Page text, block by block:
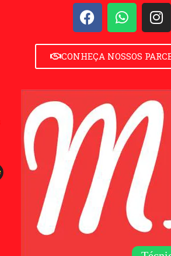
CONHEÇA NOSSOS